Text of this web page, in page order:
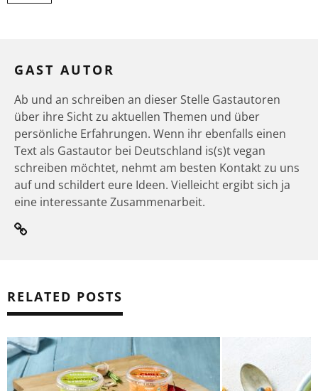
GAST AUTOR
Ab und an schreiben an dieser Stelle Gastautoren
über ihre Sicht zu aktuellen Themen und über
persönliche Erfahrungen. Wenn ihr ebenfalls einen
Text als Gastautor bei Deutschland is(s)t vegan
schreiben möchtet, nehmt am besten Kontakt zu uns
auf und schildert eure Ideen. Vielleicht ergibt sich ja
eine interessante Zusammenarbeit.
RELATED POSTS